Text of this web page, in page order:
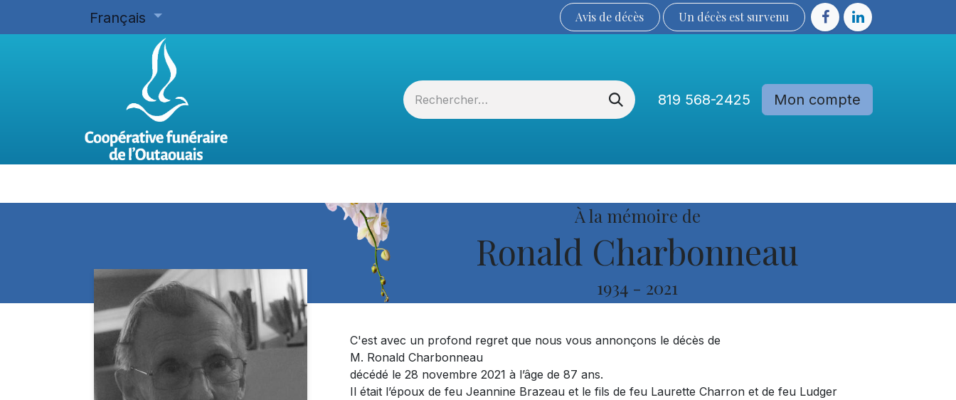
Français Avis de décès Un décès est sur​​​​​​​​ve​nu​​​​​​​​​​
819 568-2425 Mon compte
À la mémoire de
Ronald Charbonneau
1934 - 2021
C'est avec un profond regret que nous vous annonçons le décès de
M. Ronald Charbonneau
décédé le 28 novembre 2021 à l’âge de 87 ans.
Il était l’époux de feu Jeannine Brazeau et le fils de feu Laurette Charron et de feu Ludger